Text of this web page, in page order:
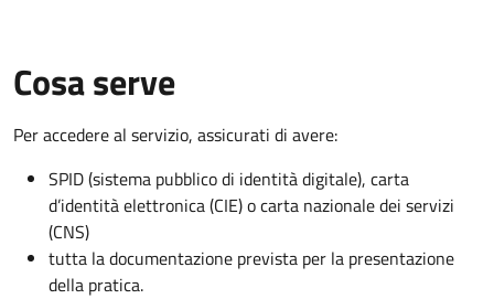
Cosa serve
Per accedere al servizio, assicurati di avere:
SPID (sistema pubblico di identità digitale), carta
d’identità elettronica (CIE) o carta nazionale dei servizi
(CNS)
tutta la documentazione prevista per la presentazione
della pratica.